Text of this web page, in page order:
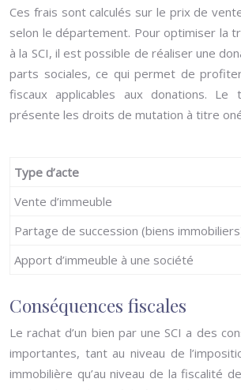
Ces frais sont calculés sur le prix de
selon le département. Pour optimiser la
à la SCI, il est possible de réaliser une
parts sociales, ce qui permet de
fiscaux applicables aux donations. Le
présente les droits de mutation à titre
Type d’acte
Vente d’immeuble
Partage de succession (biens
Apport d’immeuble à une société
Conséquences fiscales
Le rachat d’un bien par une SCI a des
importantes, tant au niveau de
immobilière qu’au niveau de la fiscalité